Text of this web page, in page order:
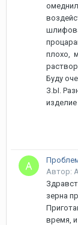
плохо,
Буду
З.Ы.
Автор:
зерна
время,